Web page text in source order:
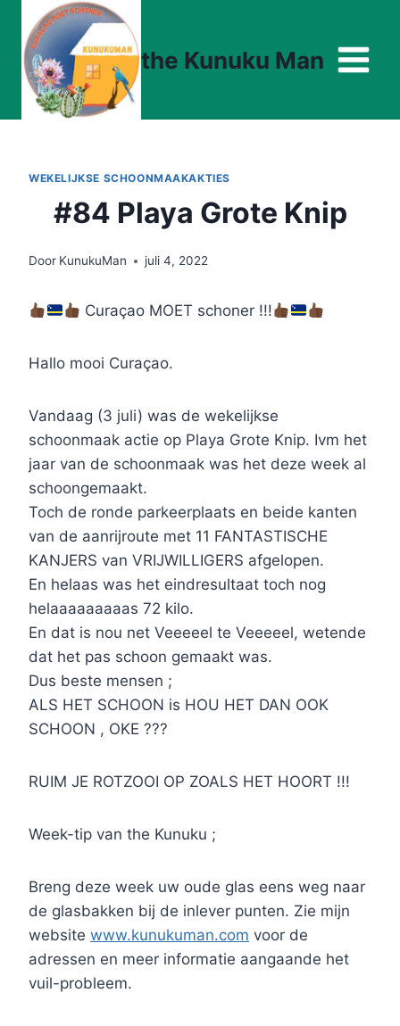
Doorgaan
naar
inhoud
the Kunuku Man
WEKELIJKSE SCHOONMAAKAKTIES
#84 Playa Grote Knip
Door KunukuMan juli 4, 2022
Curaçao MOET schoner !!!
Hallo mooi Curaçao.
Vandaag (3 juli) was de wekelijkse
schoonmaak actie op Playa Grote Knip. Ivm het
jaar van de schoonmaak was het deze week al
schoongemaakt.
Toch de ronde parkeerplaats en beide kanten
van de aanrijroute met 11 FANTASTISCHE
KANJERS van VRIJWILLIGERS afgelopen.
En helaas was het eindresultaat toch nog
helaaaaaaaaas 72 kilo.
En dat is nou net Veeeeel te Veeeeel, wetende
dat het pas schoon gemaakt was.
Dus beste mensen ;
ALS HET SCHOON is HOU HET DAN OOK
SCHOON , OKE ???
RUIM JE ROTZOOI OP ZOALS HET HOORT !!!
Week-tip van the Kunuku ;
Breng deze week uw oude glas eens weg naar
de glasbakken bij de inlever punten. Zie mijn
website www.kunukuman.com voor de
adressen en meer informatie aangaande het
vuil-probleem.